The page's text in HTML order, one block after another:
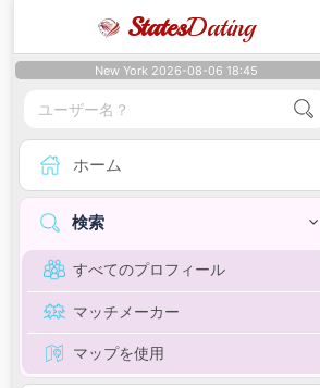
StatesDating
New York 2026-08-06 18:45
ホーム
検索
すべてのプロフィール
マッチメーカー
マップを使用